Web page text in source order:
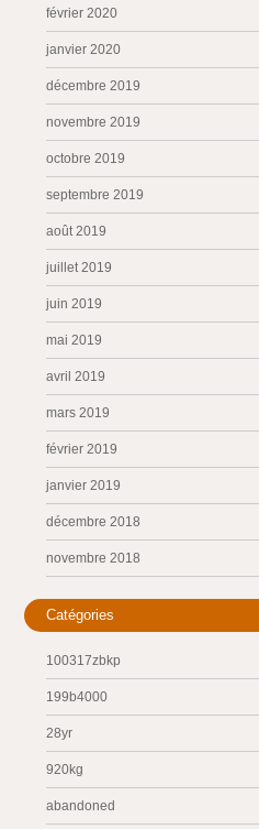
février 2020
janvier 2020
décembre 2019
novembre 2019
octobre 2019
septembre 2019
août 2019
juillet 2019
juin 2019
mai 2019
avril 2019
mars 2019
février 2019
janvier 2019
décembre 2018
novembre 2018
Catégories
100317zbkp
199b4000
28yr
920kg
abandoned